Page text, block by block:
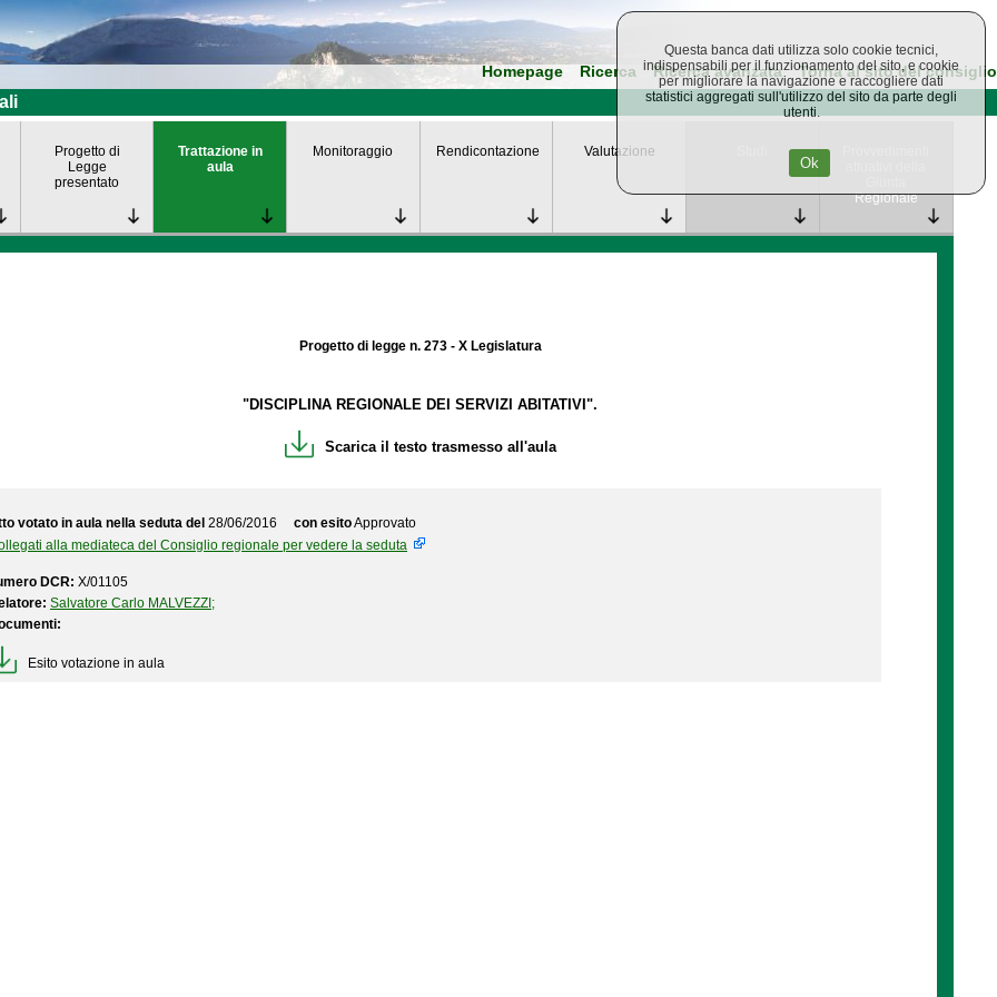
Homepage Ricerca Ricerca avanzata Torna al sito del consiglio
Progetto di
Legge
presentato
Trattazione in
aula
Monitoraggio Rendicontazione Valutazione
Regionale
Progetto di legge n. 273 - X Legislatura
"DISCIPLINA REGIONALE DEI SERVIZI ABITATIVI".
Scarica il testo trasmesso all'aula
votato in aula nella seduta del 28/06/2016 con esitoApprovato
alla mediateca del Consiglio regionale per vedere la seduta
DCR: X/01105
Salvatore Carlo MALVEZZI;
Esito votazione in aula
Questa banca dati utilizza solo cookie tecnici,
indispensabili per il funzionamento del sito, e cookie
per migliorare la navigazione e raccogliere dati
statistici aggregati sull'utilizzo del sito da parte degli
utenti.
Ok